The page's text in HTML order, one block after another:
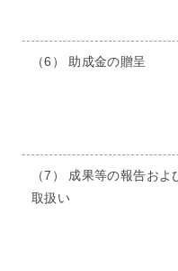
（6） 助成金の贈呈
（7） 成果等の報告およ
取扱い